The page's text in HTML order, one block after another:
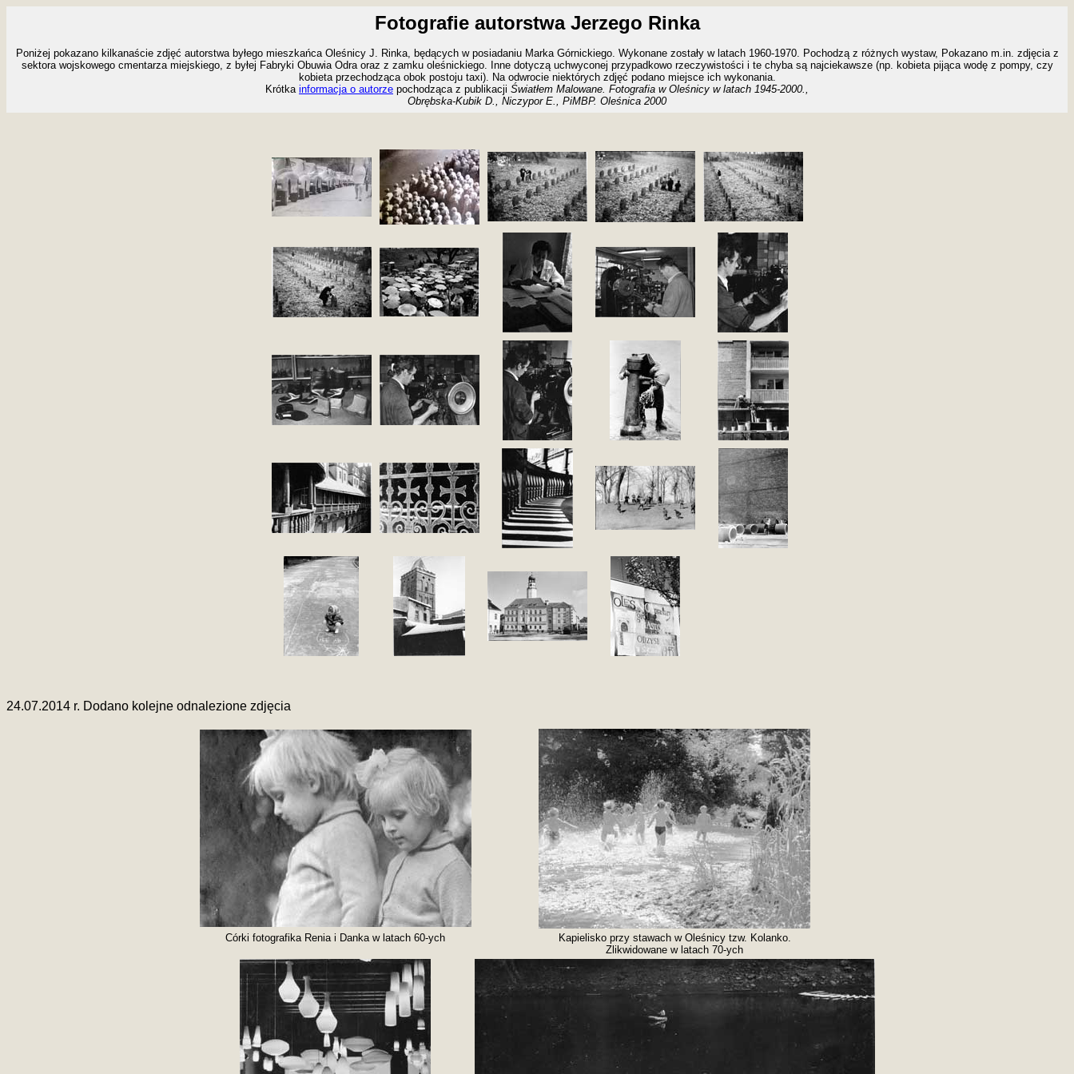
Fotografie autorstwa Jerzego Rinka
Poniżej pokazano kilkanaście zdjęć autorstwa byłego mieszkańca Oleśnicy J. Rinka, będących w posiadaniu Marka Górnickiego. Wykonane zostały w latach 1960-1970. Pochodzą z różnych wystaw, Pokazano m.in. zdjęcia z
sektora wojskowego cmentarza miejskiego, z byłej Fabryki Obuwia Odra oraz z zamku oleśnickiego. Inne dotyczą uchwyconej przypadkowo rzeczywistości i te chyba są najciekawsze (np. kobieta pijąca wodę z pompy, czy
kobieta przechodząca obok postoju taxi). Na odwrocie niektórych zdjęć podano miejsce ich wykonania.
Krótka informacja o autorze pochodząca z publikacji Światłem Malowane. Fotografia w Oleśnicy w latach 1945-2000.,
Obrębska-Kubik D., Niczypor E., PiMBP. Oleśnica 2000
24.07.2014 r. Dodano kolejne odnalezione zdjęcia
Córki fotografika Renia i Danka w latach 60-ych
Kapielisko przy stawach w Oleśnicy tzw. Kolanko.
Zlikwidowane w latach 70-ych